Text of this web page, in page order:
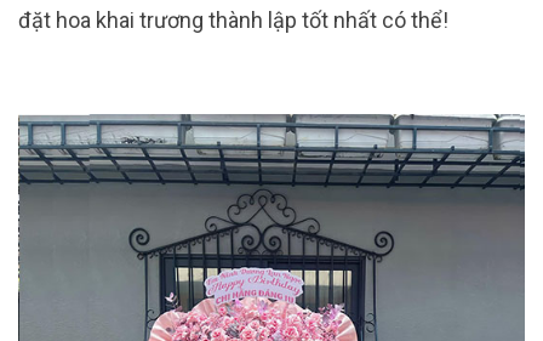
đặt hoa khai trương thành lập tốt nhất có thể!